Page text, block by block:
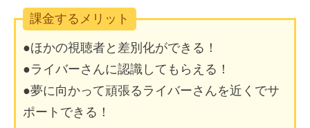
課金するメリット
●ほかの視聴者と差別化ができる！
●ライバーさんに認識してもらえる！
●夢に向かって頑張るライバーさんを近くでサ
ポートできる！